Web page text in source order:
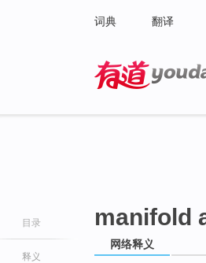
词典 翻译
目录
释义
manifold
网络释义